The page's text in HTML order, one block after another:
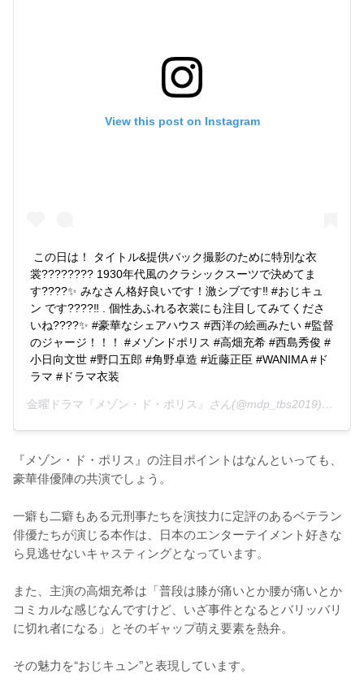
View this post on Instagram
この日は！ タイトル&提供バック撮影のために特別な衣
裳???????? 1930年代風のクラシックスーツで決めてま
す????✨ みなさん格好良いです！激シブです‼︎ #おじキュ
ン です????‼︎ . 個性あふれる衣裳にも注目してみてくださ
いね????✨ #豪華なシェアハウス #西洋の絵画みたい #監督
のジャージ！！！ #メゾンドポリス #高畑充希 #西島秀俊 #
小日向文世 #野口五郎 #角野卓造 #近藤正臣 #WANIMA #ド
ラマ #ドラマ衣装
金曜ドラマ『メゾン・ド・ポリス』 さん(@mdp_tbs2019)がシェアした投稿 -
『メゾン・ド・ポリス』の注目ポイントはなんといっても、
豪華俳優陣の共演でしょう。
一癖も二癖もある元刑事たちを演技力に定評のあるベテラン
俳優たちが演じる本作は、日本のエンターテイメント好きな
ら見逃せないキャスティングとなっています。
また、主演の高畑充希は「普段は膝が痛いとか腰が痛いとか
コミカルな感じなんですけど、いざ事件となるとバリッバリ
に切れ者になる」とそのギャップ萌え要素を熱弁。
その魅力を“おじキュン”と表現しています。